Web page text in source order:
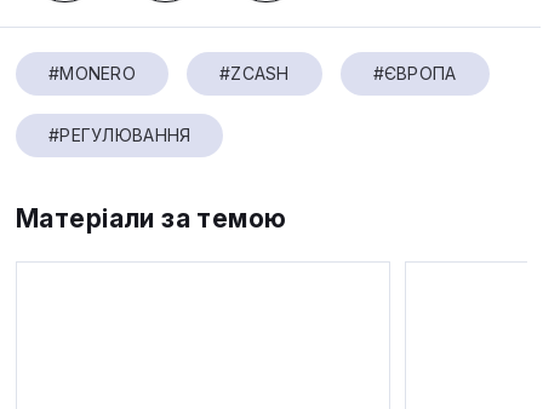
#MONERO #ZCASH #ЄВРОПА
#РЕГУЛЮВАННЯ
Матеріали за темою